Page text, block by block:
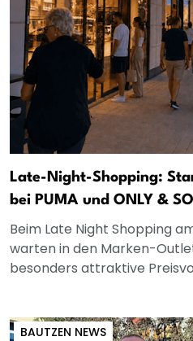
Late-Night-Shopping:
bei PUMA und ONLY &
Beim Late Night Shopping
warten in den Marken-
besonders attraktive
BAUTZEN NEWS